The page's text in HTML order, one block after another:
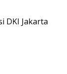
DKI Jakarta